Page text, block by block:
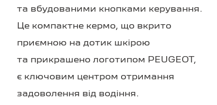
та вбудованими кнопками керування.
Це компактне кермо, що вкрито
приємною на дотик шкірою
та прикрашено логотипом PEUGEOT,
є ключовим центром отримання
задоволення від водіння.